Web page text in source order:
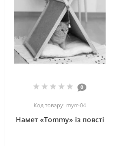
0
Код товару: myrr-04
Намет «Tommy» із повсті